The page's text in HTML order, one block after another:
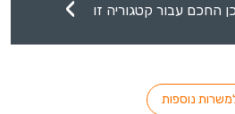
החכם עבור קטגוריה זו
נוספות